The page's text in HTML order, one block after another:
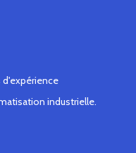
d'expérience
industrielle.